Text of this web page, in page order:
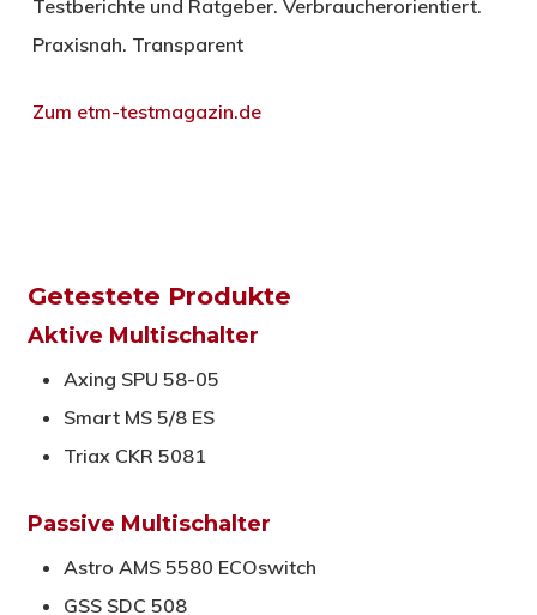
Testberichte und Ratgeber. Verbraucherorientiert.
Praxisnah. Transparent
Zum etm-testmagazin.de
Getestete Produkte
Aktive Multischalter
Axing SPU 58-05
Smart MS 5/8 ES
Triax CKR 5081
Passive Multischalter
Astro AMS 5580 ECOswitch
GSS SDC 508